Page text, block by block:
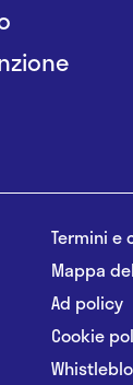
Termini e
Mappa
Ad policy
Cookie